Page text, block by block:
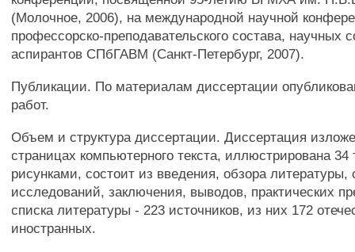
(Молочное, 2006), на международной научной
профессорско-преподавательского состава, научных
аспирантов СПбГАВМ (Санкт-Петербург, 2007).
Публикации. По материалам диссертации
работ.
Объем и структура диссертации. Диссертация
страницах компьютерного текста, иллюстрирована
рисунками, состоит из введения, обзора литературы,
исследований, заключения, выводов, практических
списка литературы - 223 источников, из них 172
иностранных.